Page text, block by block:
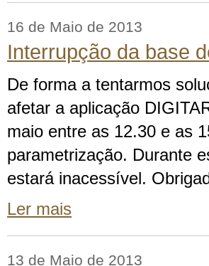
16 de Maio de 2013
Interrupção da base
De forma a tentarmos
afetar a aplicação
maio entre as 12.30 e as
parametrização. Durante
estará inacessível.
Ler mais
13 de Maio de 2013